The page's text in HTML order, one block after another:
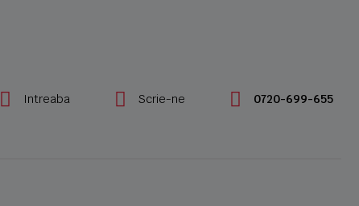
Intreaba Scrie-ne 0720-699-655